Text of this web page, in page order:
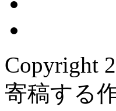
Copyright
寄稿する